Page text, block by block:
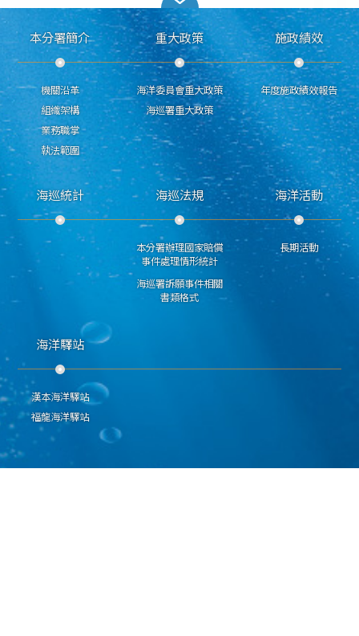
本分署簡介
機關沿革
組織架構
業務職掌
執法範圍
重大政策
海洋委員會重大政策
海巡署重大政策
施政績效
年度施政績效報告
海巡統計 海巡法規
本分署辦理國家賠償
事件處理情形統計
海巡署訴願事件相關
書類格式
海洋活動
長期活動
海洋驛站
漢本海洋驛站
福龍海洋驛站